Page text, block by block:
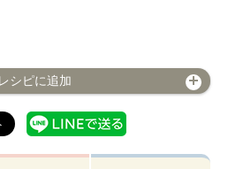
シピに追加